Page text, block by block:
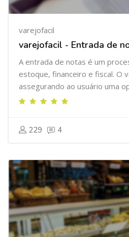
varejofacil
varejofacil - Entrada de
A entrada de notas é um
estoque, financeiro e fiscal. O
assegurando ao usuário uma
229 4